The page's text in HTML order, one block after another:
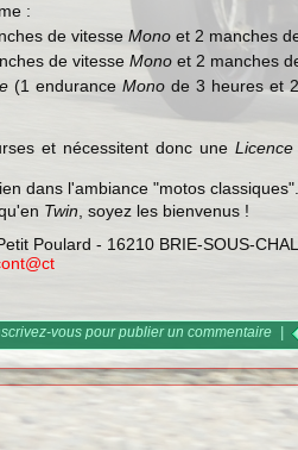
:
de vitesseMono et 2 manches
de vitesseMono et 2 manches
(1 endurance Monode 3 heures et
et nécessitent donc une
dans l'ambiance "motos classiques".
Twin , soyez les bienvenus !
Poulard - 16210 BRIE-SOUS-
vous pour publier un commentaire |